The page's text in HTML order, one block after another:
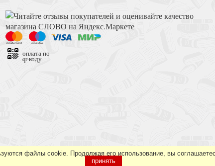
Толкование на Апокалипсис (Тихоний Африканский)
оплата по
qr-коду
файлы cookie. Продолжая его использование, вы
принять